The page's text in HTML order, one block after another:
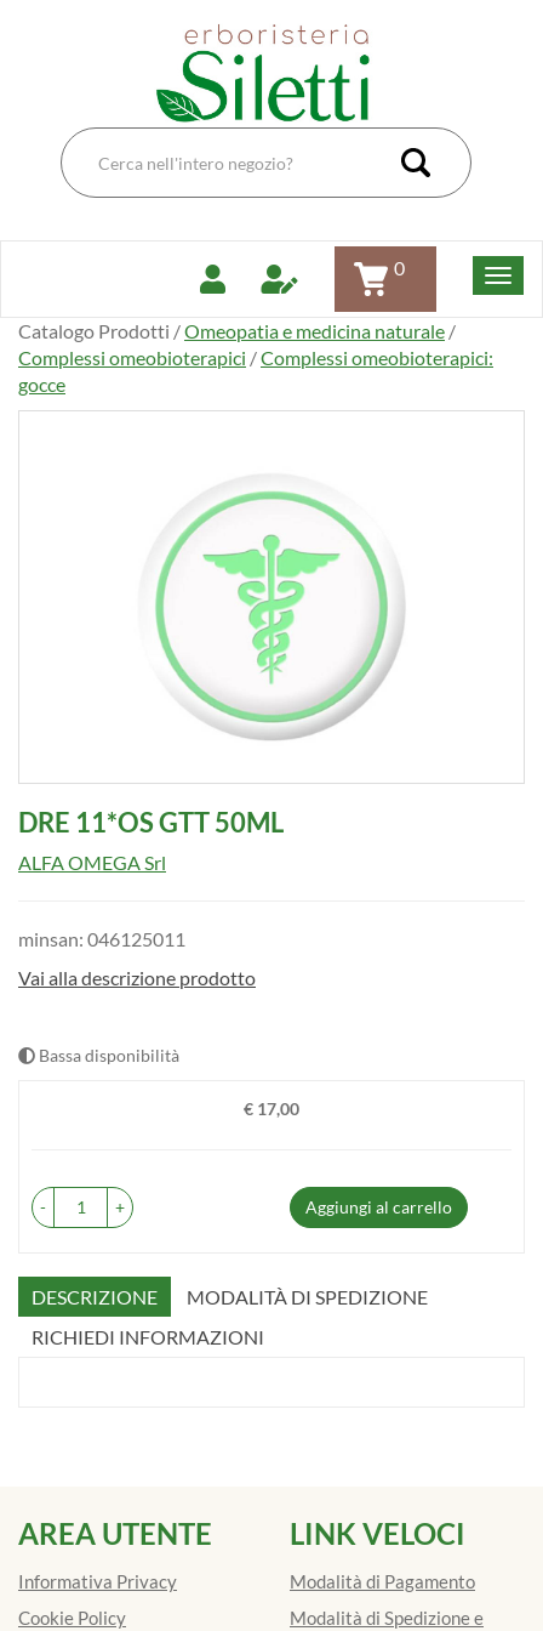
Cerca
Prodotto
Cerca
0
Catalogo Prodotti /Omeopatia e medicina naturale /
Complessi omeobioterapici /Complessi omeobioterapici:
gocce
DRE 11*OS GTT 50ML
ALFA OMEGA Srl
minsan: 046125011
Vai alla descrizione prodotto
Bassa disponibilità
Prezzo
€ 17,00
- + Aggiungi al carrello
DESCRIZIONE
MODALITÀ DI SPEDIZIONE
RICHIEDI INFORMAZIONI
AREA UTENTE
Informativa Privacy
Cookie Policy
LINK VELOCI
Modalità di Pagamento
Modalità di Spedizione e